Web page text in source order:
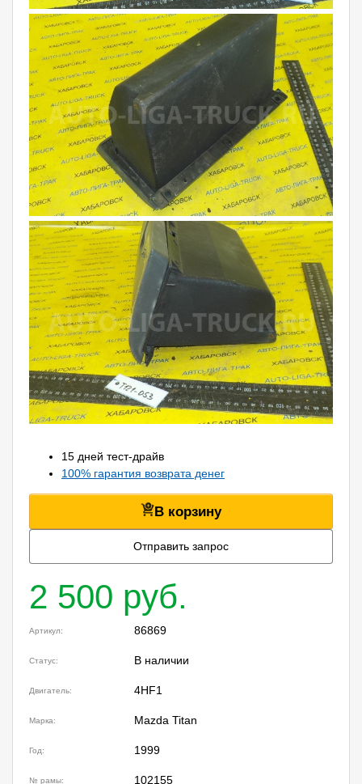
15 дней тест-драйв
100% гарантия возврата денег
В корзину
Отправить запрос
2 500 руб.
Артикул: 86869
Статус: В наличии
Двигатель: 4HF1
Марка: Mazda Titan
Год: 1999
№ рамы: 102155